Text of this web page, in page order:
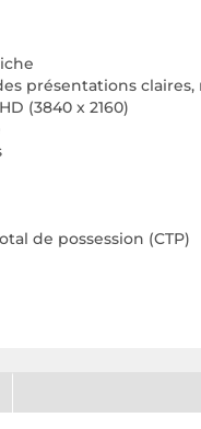
présentations
(3840 x 2160)
de possession (CTP)